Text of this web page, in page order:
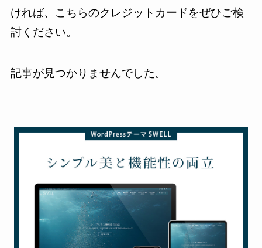
ければ、こちらのクレジットカードをぜひご検
討ください。
記事が見つかりませんでした。